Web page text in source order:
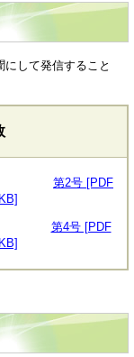
にして発信すること
第2号 [PDF
第4号 [PDF